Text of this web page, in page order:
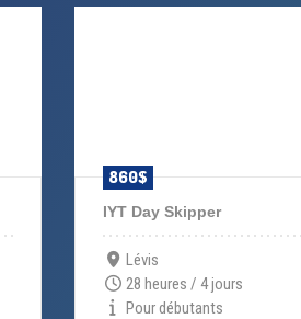
860$
IYT Day Skipper
Lévis
28 heures / 4 jours
Pour débutants